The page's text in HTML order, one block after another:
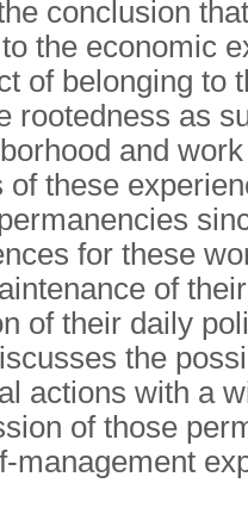
conclusion
the economic
of belonging to
rootedness as
and
these
for these
of
of their daily
the
actions with a
of those
management